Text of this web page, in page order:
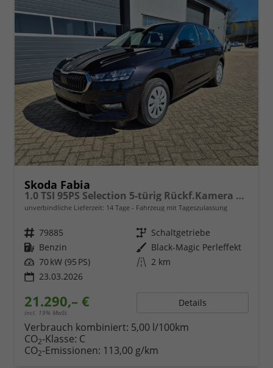
Skoda Fabia
1.0 TSI 95PS Selection 5-türig Rückf.Kamera Parksensoren Sitzheizung Multifunktionslenkrad Klima Skoda-Radio Bluetooth Touchscreen Tempomat Nebelsch. Apple CarPlay + Android Auto
unverbindliche Lieferzeit: 14 Tage Fahrzeug mit Tageszulassung
Fahrzeugnr. 79885 Getriebe Schaltgetriebe
Kraftstoff Benzin Außenfarbe Black-Magic Perleffekt
Leistung 70 kW (95 PS) Kilometerstand 2 km
23.03.2026
21.290,– €
incl. 19% MwSt.
Details
Verbrauch kombiniert: 5,00 l/100km
CO2-Klasse: C
CO2-Emissionen: 113,00 g/km